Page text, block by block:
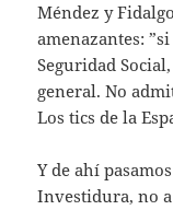
Méndez y
amenazantes:
Seguridad
general. No
Los tics de la
Y de ahí
Investidura, no